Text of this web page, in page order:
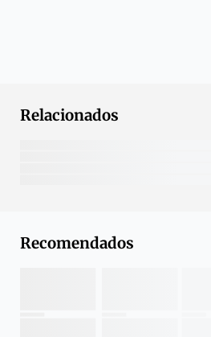
Relacionados
Recomendados